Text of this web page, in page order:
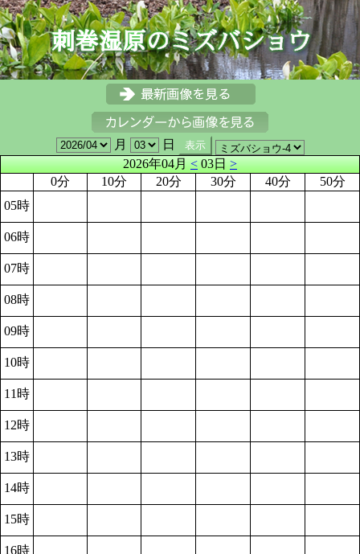
月
日
2026年04月<03日>
0分
10分 20分 30分 40分
50分
05時
06時
07時
08時
09時
10時
11時
12時
13時
14時
15時
16時